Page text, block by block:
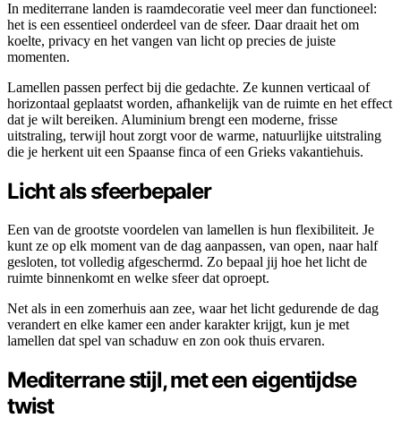
In mediterrane landen is raamdecoratie veel meer dan functioneel:
het is een essentieel onderdeel van de sfeer. Daar draait het om
koelte, privacy en het vangen van licht op precies de juiste
momenten.
Lamellen passen perfect bij die gedachte. Ze kunnen verticaal of
horizontaal geplaatst worden, afhankelijk van de ruimte en het effect
dat je wilt bereiken. Aluminium brengt een moderne, frisse
uitstraling, terwijl hout zorgt voor de warme, natuurlijke uitstraling
die je herkent uit een Spaanse finca of een Grieks vakantiehuis.
Licht als sfeerbepaler
Een van de grootste voordelen van lamellen is hun flexibiliteit. Je
kunt ze op elk moment van de dag aanpassen, van open, naar half
gesloten, tot volledig afgeschermd. Zo bepaal jij hoe het licht de
ruimte binnenkomt en welke sfeer dat oproept.
Net als in een zomerhuis aan zee, waar het licht gedurende de dag
verandert en elke kamer een ander karakter krijgt, kun je met
lamellen dat spel van schaduw en zon ook thuis ervaren.
Mediterrane stijl, met een eigentijdse
twist